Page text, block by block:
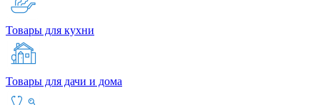
Товары для кухни
Товары для дачи и дома